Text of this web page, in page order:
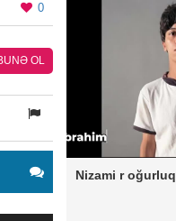
0
OL
Nizami r oğurluq